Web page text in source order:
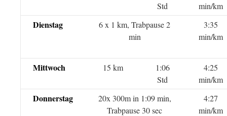
Std
min/km
Dienstag
6 x 1 km, Trabpause 2
min
3:35
min/km
Mittwoch 15 km
1:06
Std
4:25
min/km
Donnerstag
20x 300m in 1:09 min,
Trabpause 30 sec
4:27
min/km